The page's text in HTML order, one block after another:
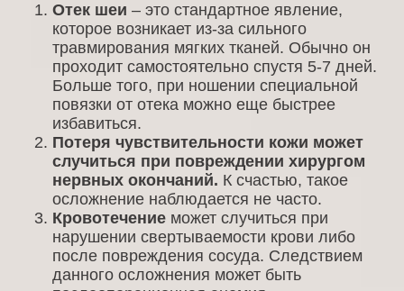
Отек шеи – это стандартное явление,
которое возникает из-за сильного
травмирования мягких тканей. Обычно он
проходит самостоятельно спустя 5-7 дней.
Больше того, при ношении специальной
повязки от отека можно еще быстрее
избавиться.
Потеря чувствительности кожи может
случиться при повреждении хирургом
нервных окончаний. К счастью, такое
осложнение наблюдается не часто.
Кровотечение может случиться при
нарушении свертываемости крови либо
после повреждения сосуда. Следствием
данного осложнения может быть